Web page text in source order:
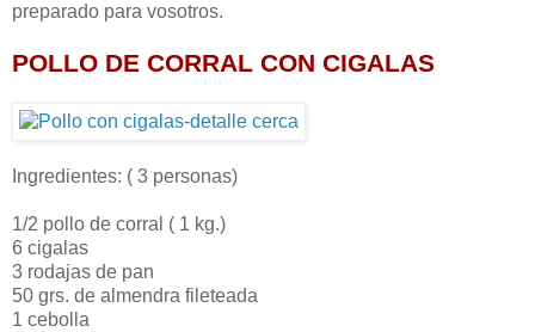
preparado para vosotros.
POLLO DE CORRAL CON CIGALAS
Ingredientes: ( 3 personas)
1/2 pollo de corral ( 1 kg.)
6 cigalas
3 rodajas de pan
50 grs. de almendra fileteada
1 cebolla